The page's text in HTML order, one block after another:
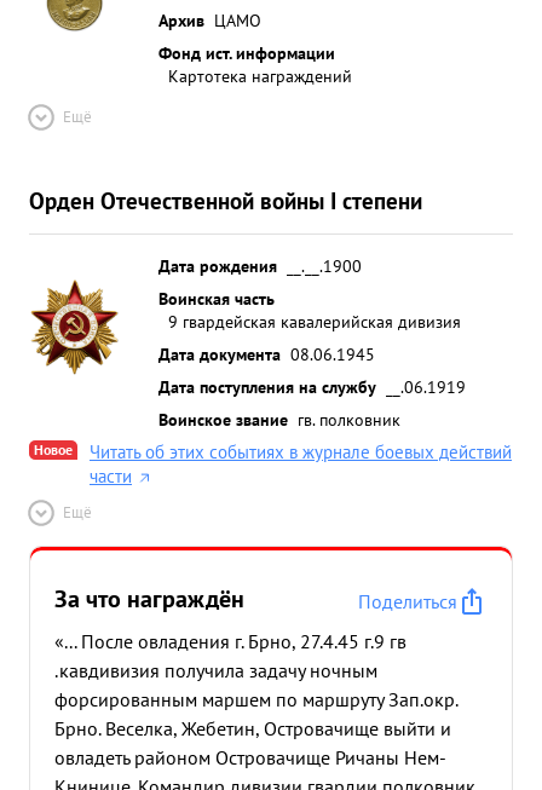
Архив ЦАМО
Фонд ист. информации
Картотека награждений
Ещё
Орден Отечественной войны I степени
Дата рождения
__.__.1900
Воинская часть
9 гвардейская кавалерийская дивизия
Дата документа 08.06.1945
Дата поступления на службу
__.06.1919
Воинское звание гв. полковник
Новое
Читать об этих событиях в журнале боевых действий
части
Ещё
За что награждён
Поделиться
«... После овладения г. Брно, 27.4.45 г.9 гв
.кавдивизия получила задачу ночным
форсированным маршем по маршруту Зап.окр.
Брно. Веселка, Жебетин, Островачище выйти и
овладеть районом Островачище Ричаны Нем-